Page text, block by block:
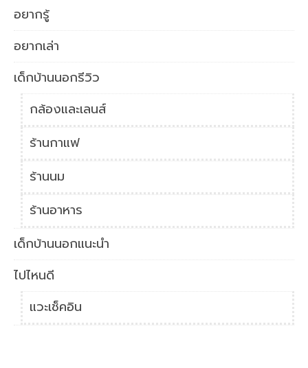
อยากรู้
อยากเล่า
เด็กบ้านนอกรีวิว
กล้องและเลนส์
ร้านกาแฟ
ร้านนม
ร้านอาหาร
เด็กบ้านนอกแนะนำ
ไปไหนดี
แวะเช็คอิน